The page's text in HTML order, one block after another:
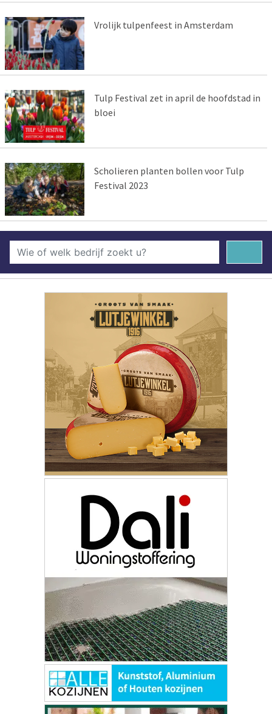
Vrolijk tulpenfeest in Amsterdam
Tulp Festival zet in april de hoofdstad in
bloei
Scholieren planten bollen voor Tulp
Festival 2023